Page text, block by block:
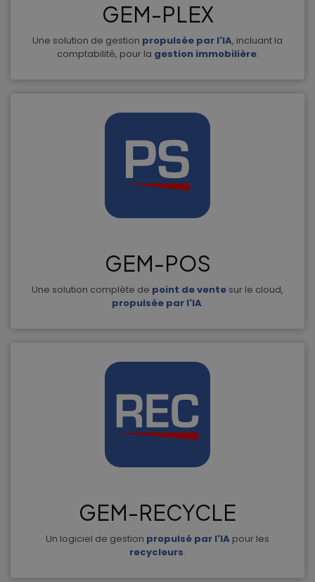
GEM-PLEX
Une solution de gestion propulsée par l'IA, incluant la
comptabilité, pour la gestion immobilière.
GEM-POS
Une solution complète de point de vente sur le cloud,
propulsée par l'IA.
GEM-RECYCLE
Un logiciel de gestion propulsé par l'IA pour les
recycleurs.